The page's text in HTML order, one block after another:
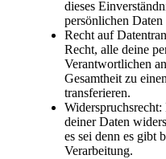
dieses
persönlichen Daten
Recht auf
Recht, alle deine
Verantwortlichen
Gesamtheit zu
transferieren.
deiner Daten
es sei denn es gibt
Verarbeitung.